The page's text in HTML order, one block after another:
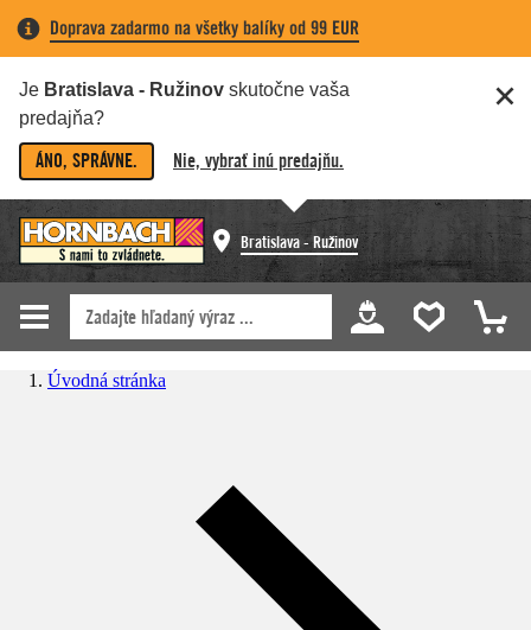
Doprava zadarmo na všetky balíky od 99 EUR
Je Bratislava - Ružinov skutočne vaša
predajňa?
ÁNO, SPRÁVNE. Nie, vybrať inú predajňu.
Bratislava - Ružinov
Úvodná stránka